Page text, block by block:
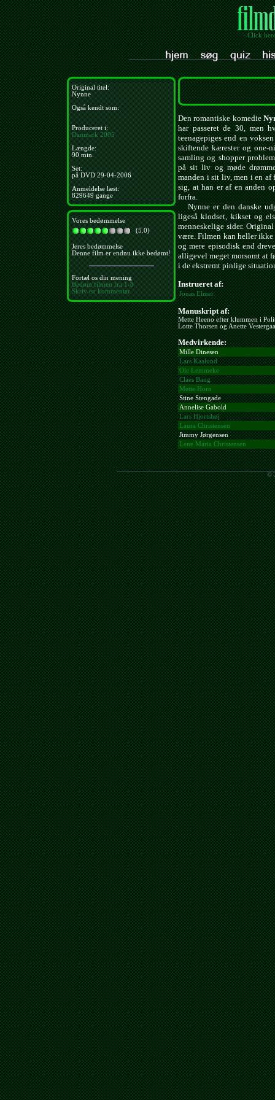
- Click
Original titel:
Nynne
Også kendt som:
Produceret i:
Danmark 2005
Længde:
90 min.
Set:
på DVD 29-04-2006
Anmeldelse læst:
829649 gange
Vores bedømmelse
(5.0)
Jeres bedømmelse
Denne film er endnu ikke bedømt!
Fortæl os din mening
Bedøm filmen fra 1-8
Skriv en kommentar
Den romantiske komedie
har passeret de 30, men
teenagepiges end en
skiftende kærester og one-
samling og shopper
på sit liv og møde
manden i sit liv, men i en af
sig, at han er af en anden
forfra.
Nynne er den danske
ligeså klodset, kikset og
menneskelige sider.
være. Filmen kan heller
og mere episodisk end
alligevel meget morsomt at
i de ekstremt pinlige
Instrueret af:
Jonas Elmer
Manuskript af:
Mette Heeno efter klummen i
Lotte Thorsen og Anette
Medvirkende:
Mille Dinesen
Lars Kaalund
Ole Lemmeke
Claes Bang
Mette Horn
Stine Stengade
Annelise Gabold
Lars Hjortshøj
Laura Christensen
Jimmy Jørgensen
Lene Maria Christensen
©